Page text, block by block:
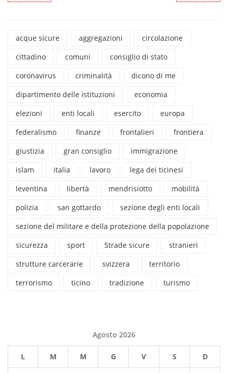
acque sicure aggregazioni
circolazione
cittadino
comuni
consiglio di stato
coronavirus
criminalità
dicono di me
dipartimento delle istituzioni
economia
elezioni
enti locali esercito
europa
federalismo
finanze frontalieri
frontiera
giustizia
gran consiglio
immigrazione
islam
italia lavoro
lega dei ticinesi
leventina
libertà mendrisiotto
mobilità
polizia
san gottardo
sezione degli enti locali
sezione del militare e della protezione della popolazione
sicurezza
sport Strade sicure
stranieri
strutture carcerarie
svizzera
territorio
terrorismo
ticino tradizione turismo
Agosto 2026
L M M G V S D